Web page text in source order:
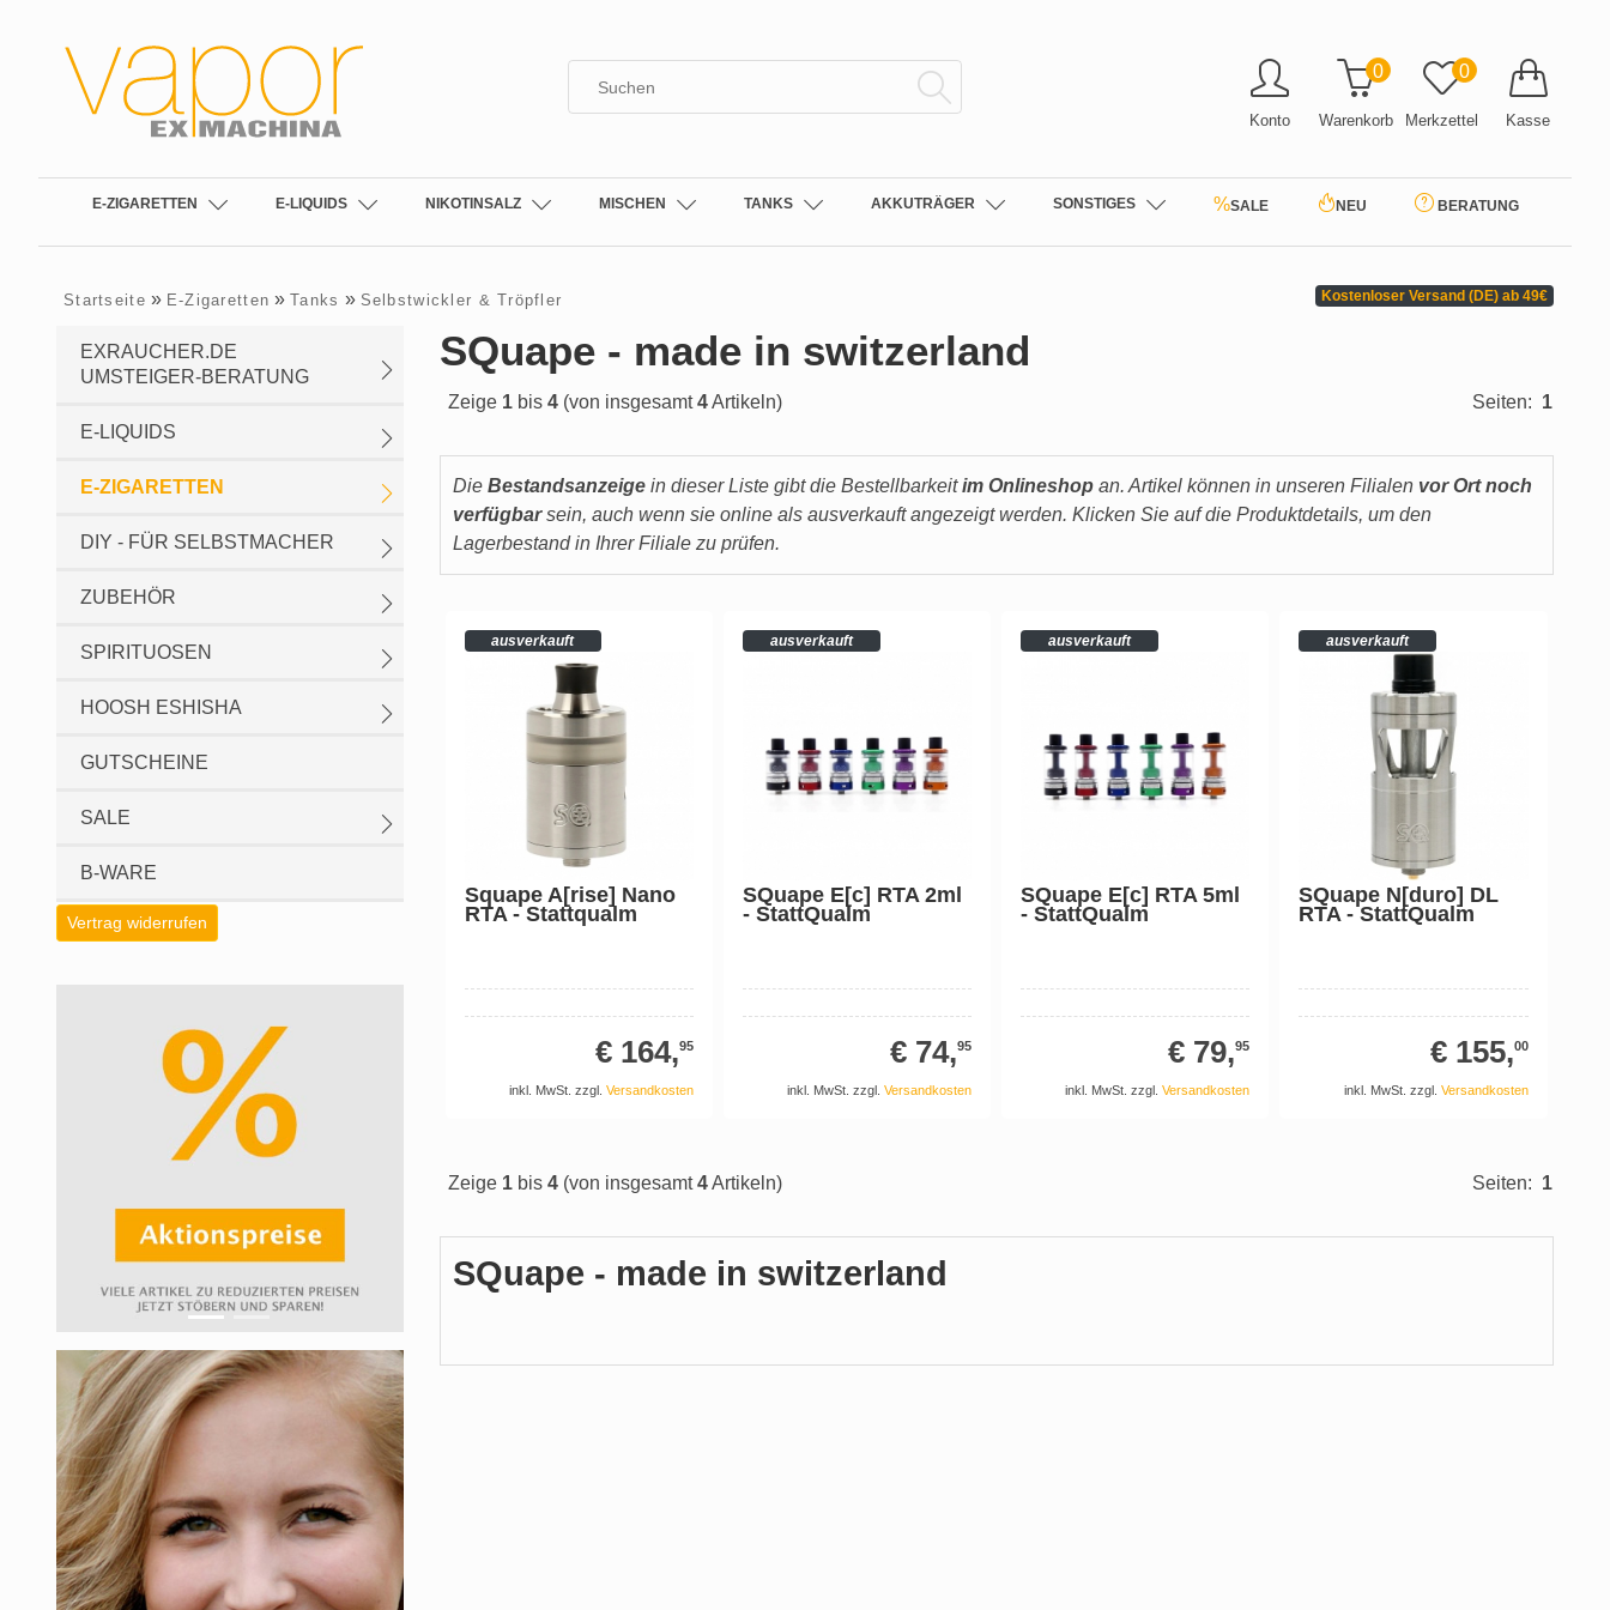
Konto Warenkorb
0
Merkzettel
0
Kasse
E-ZIGARETTEN E-LIQUIDS NIKOTINSALZ MISCHEN TANKS AKKUTRÄGER SONSTIGES %SALE NEU BERATUNG
Kostenloser Versand (DE) ab 49€
Startseite » E-Zigaretten »Tanks » Selbstwickler & Tröpfler
EXRAUCHER.DE
UMSTEIGER-BERATUNG
E-LIQUIDS
E-ZIGARETTEN
DIY - FÜR SELBSTMACHER
ZUBEHÖR
SPIRITUOSEN
HOOSH ESHISHA
GUTSCHEINE
SALE
B-WARE
Vertrag widerrufen
SQuape - made in switzerland
Zeige 1 bis 4 (von insgesamt4Artikeln) Seiten: 1
Die Bestandsanzeige in dieser Liste gibt die Bestellbarkeitim Onlineshop an. Artikel können in unseren Filialen vor Ort noch
verfügbarsein, auch wenn sie online als ausverkauft angezeigt werden. Klicken Sie auf die Produktdetails, um den
Lagerbestand in Ihrer Filiale zu prüfen.
ausverkauft
Squape A[rise] Nano
RTA - Stattqualm
€ 164,95
inkl. MwSt. zzgl. Versandkosten
ausverkauft
SQuape E[c] RTA 2ml
- StattQualm
€ 74,95
inkl. MwSt. zzgl.Versandkosten
ausverkauft
SQuape E[c] RTA 5ml
- StattQualm
€ 79,95
inkl. MwSt. zzgl.Versandkosten
ausverkauft
SQuape N[duro] DL
RTA - StattQualm
€ 155,00
inkl. MwSt. zzgl. Versandkosten
Zeige 1 bis 4 (von insgesamt4Artikeln) Seiten: 1
SQuape - made in switzerland